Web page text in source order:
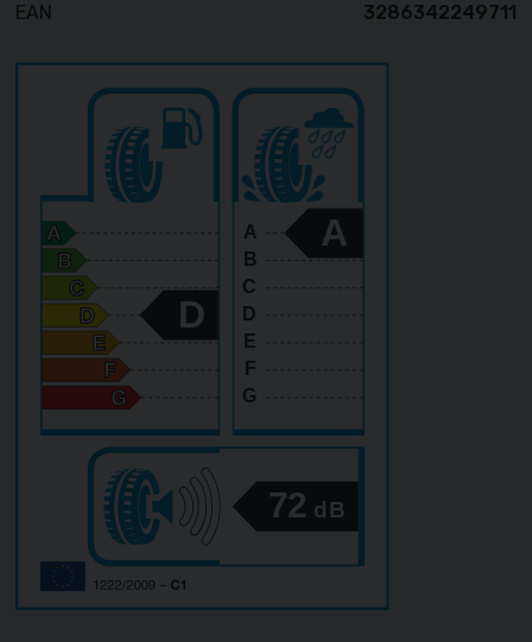
EAN 3286342249711
A
B
C
D
E
F
G
72 dB
D
A